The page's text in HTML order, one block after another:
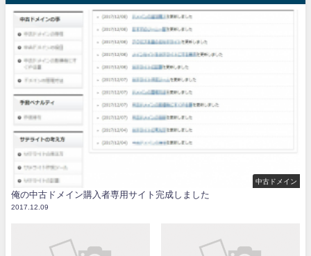
中古ドメイン
俺の中古ドメイン購入者専用サイト完成しました
2017.12.09